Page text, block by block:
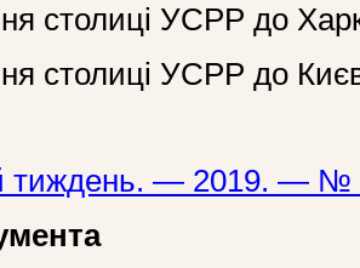
столиці УСРР до
столиці УСРР до
тиждень. — 2019. — №